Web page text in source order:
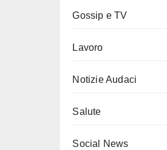
Gossip e TV
Lavoro
Notizie Audaci
Salute
Social News